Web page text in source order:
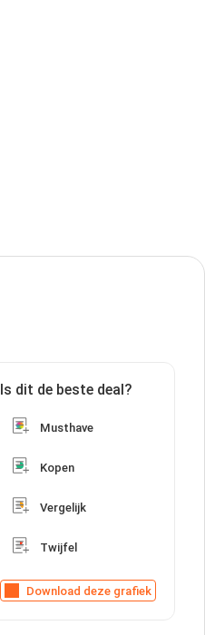
Is dit de beste deal?
Musthave
Kopen
Vergelijk
Twijfel
Download deze grafiek